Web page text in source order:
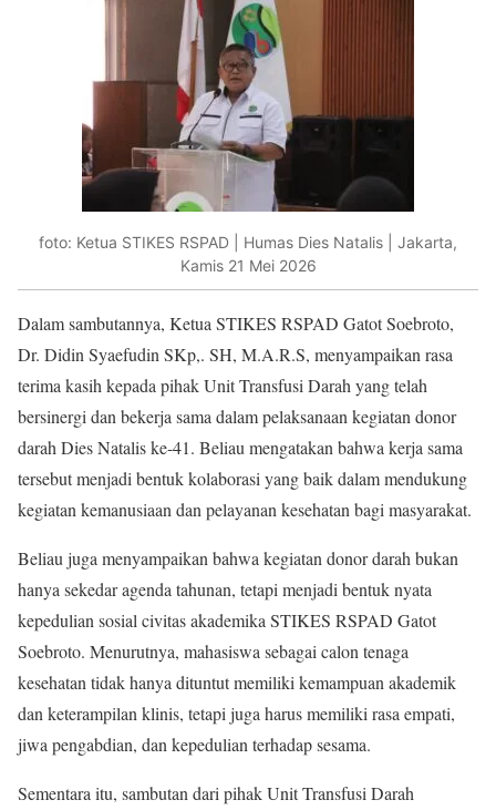
foto: Ketua STIKES RSPAD | Humas Dies Natalis | Jakarta,
Kamis 21 Mei 2026
Dalam sambutannya, Ketua STIKES RSPAD Gatot Soebroto,
Dr. Didin Syaefudin SKp,. SH, M.A.R.S, menyampaikan rasa
terima kasih kepada pihak Unit Transfusi Darah yang telah
bersinergi dan bekerja sama dalam pelaksanaan kegiatan donor
darah Dies Natalis ke-41. Beliau mengatakan bahwa kerja sama
tersebut menjadi bentuk kolaborasi yang baik dalam mendukung
kegiatan kemanusiaan dan pelayanan kesehatan bagi masyarakat.
Beliau juga menyampaikan bahwa kegiatan donor darah bukan
hanya sekedar agenda tahunan, tetapi menjadi bentuk nyata
kepedulian sosial civitas akademika STIKES RSPAD Gatot
Soebroto. Menurutnya, mahasiswa sebagai calon tenaga
kesehatan tidak hanya dituntut memiliki kemampuan akademik
dan keterampilan klinis, tetapi juga harus memiliki rasa empati,
jiwa pengabdian, dan kepedulian terhadap sesama.
Sementara itu, sambutan dari pihak Unit Transfusi Darah